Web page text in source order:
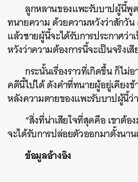
ลูกหลานของแพะรับบาปผู้นี้พู
ทนายความ ด้วยความหวังว่าสักวั
แล้วชายผู้นี้จะได้รับการประกาศว่
หวังว่าความต้องการนี้จะเป็นจริงเ
กระนั้นเรื่องราวที่เกิดขึ้น ก็ไม่
คดีนี้ไปได้ ดังคำที่ทนายผู้อยู่เคียงข้
หลังความตายของแพะรับบาปผู้นี้ว่า
“สิ่งที่น่าเสียใจที่สุดคือ เขาต้
จะได้รับการปล่อยตัวออกมาตั้งนา
ข้อมูลอ้างอิง